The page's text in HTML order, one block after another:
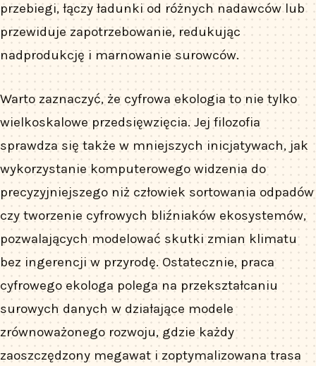
przebiegi, łączy ładunki od różnych nadawców lub
przewiduje zapotrzebowanie, redukując
nadprodukcję i marnowanie surowców.
Warto zaznaczyć, że cyfrowa ekologia to nie tylko
wielkoskalowe przedsięwzięcia. Jej filozofia
sprawdza się także w mniejszych inicjatywach, jak
wykorzystanie komputerowego widzenia do
precyzyjniejszego niż człowiek sortowania odpadów
czy tworzenie cyfrowych bliźniaków ekosystemów,
pozwalających modelować skutki zmian klimatu
bez ingerencji w przyrodę. Ostatecznie, praca
cyfrowego ekologa polega na przekształcaniu
surowych danych w działające modele
zrównoważonego rozwoju, gdzie każdy
zaoszczędzony megawat i zoptymalizowana trasa